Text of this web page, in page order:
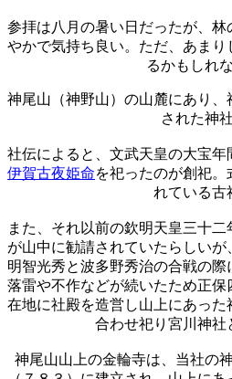
参拝は八月の暑い日だったが、
やかで気持ち良い。ただ、あま
るかもしれな
神尾山（神野山）の山麓にあり
された神社
社伝によると、文武天皇の大宝
伊賀古夜姫命を祀ったのが創祀。
れている古
また、それ以前の欽明天皇三十二
が山中に勧請されていたらしい
明智光秀と波多野秀治の合戦の
落雷や不作などが続いたため正
在地に社殿を造営し山上にあっ
合わせ祀り宮川神社
神尾山山上の金輪寺は、当社の